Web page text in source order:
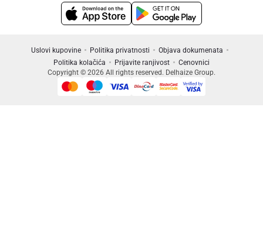
Uslovi kupovine Politika privatnosti
Objava dokumenata
Politika kolačića
Prijavite ranjivost
Cenovnici
Copyright © 2026 All rights reserved. Delhaize Group.